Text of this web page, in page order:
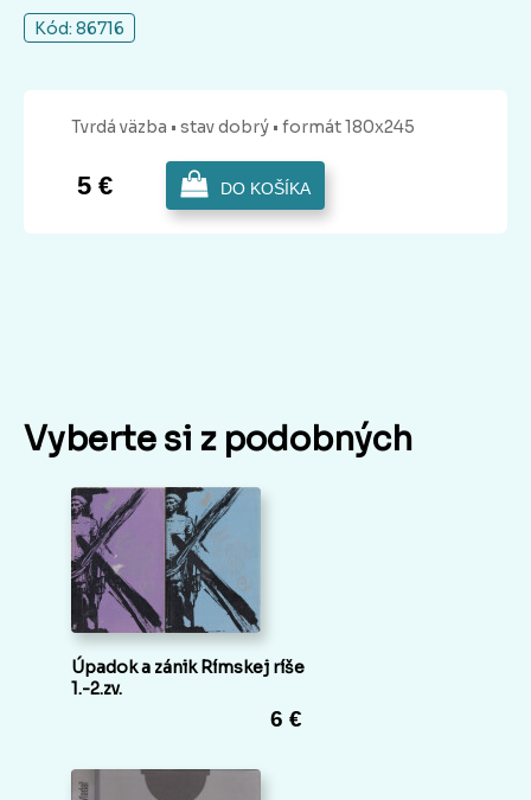
Kód: 86716
Tvrdá väzba • stav dobrý • formát 180x245
5 € DO KOŠÍKA
Vyberte si z podobných
Úpadok a zánik Rímskej ríše
1.-2.zv.
6 €